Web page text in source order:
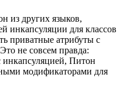
из других языков,
инкапсуляции для классов
приватные атрибуты с
не совсем правда:
инкапсуляцией, Питон
модификаторами для